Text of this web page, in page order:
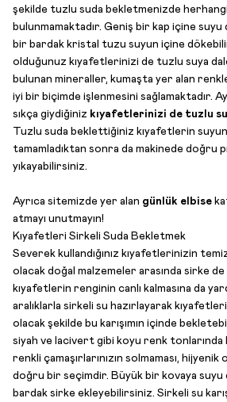
şekilde tuzlu suda bekletmenizde herhangi
bulunmamaktadır. Geniş bir kap içine
bir bardak kristal tuzu suyun içine
olduğunuz kıyafetlerinizi de tuzlu suya
bulunan mineraller, kumaşta yer alan
iyi bir biçimde işlenmesini sağlamaktadır.
sıkça giydiğiniz kıyafetlerinizi de tuzlu
Tuzlu suda beklettiğiniz kıyafetlerin
tamamladıktan sonra da makinede doğru
yıkayabilirsiniz.
Ayrıca sitemizde yer alan günlük elbise
atmayı unutmayın!
Kıyafetleri Sirkeli Suda Bekletmek
Severek kullandığınız kıyafetlerinizin
olacak doğal malzemeler arasında sirke
kıyafetlerin renginin canlı kalmasına da
aralıklarla sirkeli su hazırlayarak
olacak şekilde bu karışımın içinde
siyah ve lacivert gibi koyu renk tonlarında
renkli çamaşırlarınızın solmaması, hijyenik
doğru bir seçimdir. Büyük bir kovaya
bardak sirke ekleyebilirsiniz. Sirkeli su